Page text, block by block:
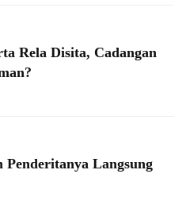
Rela Disita, Cadangan
Penderitanya Langsung